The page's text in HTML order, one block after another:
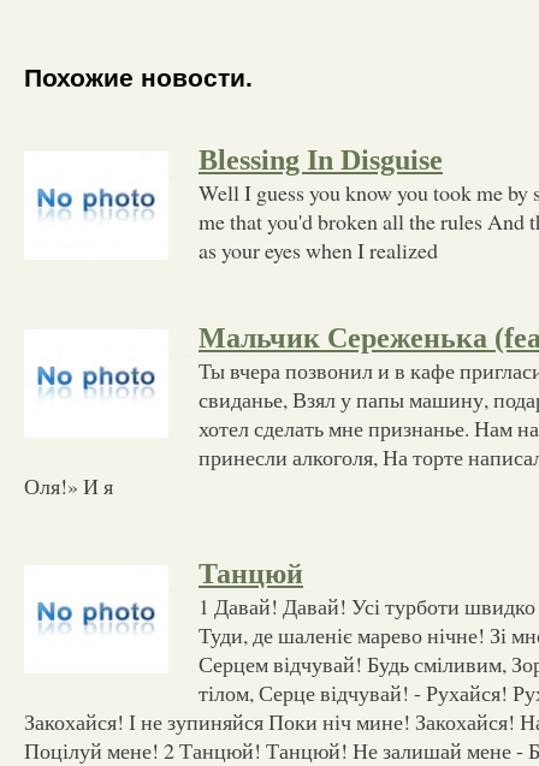
Похожие новости.
Blessing In Disguise
Well I guess you know you took me by
me that you'd broken all the rules And
as your eyes when I realized
Мальчик Сереженька
Ты вчера позвонил и в кафе
свиданье, Взял у папы машину,
хотел сделать мне признанье. Нам
принесли алкоголя, На торте
Оля!» И я
Танцюй
1 Давай! Давай! Усі турботи
Туди, де шаленіє марево нічне! Зі
Серцем відчувай! Будь сміливим,
тілом, Серце відчувай! - Рухайся!
Закохайся! І не зупиняйся Поки ніч мине! Закохайся!
Поцілуй мене! 2 Танцюй! Танцюй! Не залишай мене -